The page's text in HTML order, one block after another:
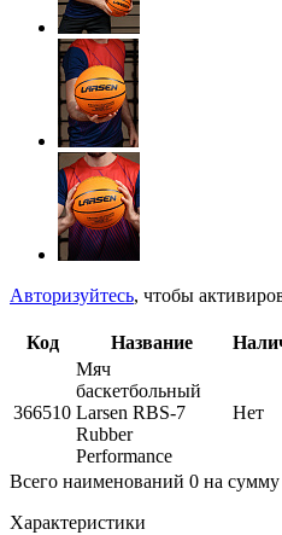
Авторизуйтесь, чтобы
Код Название
366510
Мяч
баскетбольный
Larsen RBS-7
Rubber
Performance
Нет
Всего наименований 0 на сумму
Характеристики